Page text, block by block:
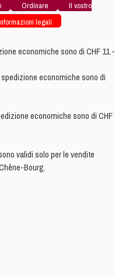
Ordinare
Il vostro
legali
economiche sono di CHF 11.-
economiche sono di
economiche sono di CHF
validi solo per le vendite
Bourg.